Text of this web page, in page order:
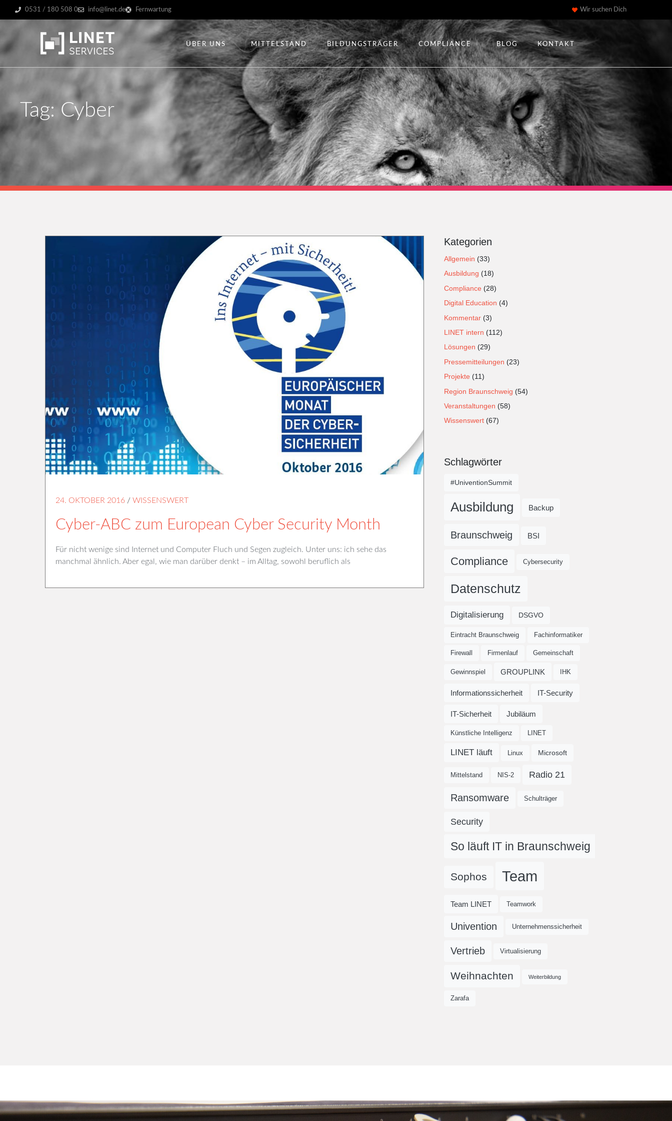
0531 / 180 508 0 info@linet.de Fernwartung Wir suchen Dich
ÜBER UNS MITTELSTAND BILDUNGSTRÄGER COMPLIANCE BLOG KONTAKT
Tag: Cyber
24. OKTOBER 2016 / WISSENSWERT
Cyber-ABC zum European Cyber Security Month
Für nicht wenige sind Internet und Computer Fluch und Segen zugleich. Unter uns: ich sehe das
manchmal ähnlich. Aber egal, wie man darüber denkt – im Alltag, sowohl beruflich als
Kategorien
Allgemein (33)
Ausbildung (18)
Compliance (28)
Digital Education (4)
Kommentar (3)
LINET intern (112)
Lösungen (29)
Pressemitteilungen (23)
Projekte (11)
Region Braunschweig (54)
Veranstaltungen (58)
Wissenswert (67)
Schlagwörter
#UniventionSummit
Ausbildung Backup
Braunschweig BSI
Compliance Cybersecurity
Datenschutz
Digitalisierung DSGVO
Eintracht Braunschweig Fachinformatiker
Firewall Firmenlauf Gemeinschaft
Gewinnspiel GROUPLINK IHK
Informationssicherheit IT-Security
IT-Sicherheit Jubiläum
Künstliche Intelligenz LINET
LINET läuft Linux Microsoft
Mittelstand NIS-2 Radio 21
Ransomware Schulträger
Security
So läuft IT in Braunschweig
Sophos Team
Team LINET Teamwork
Univention Unternehmenssicherheit
Vertrieb Virtualisierung
Weihnachten Weiterbildung
Zarafa